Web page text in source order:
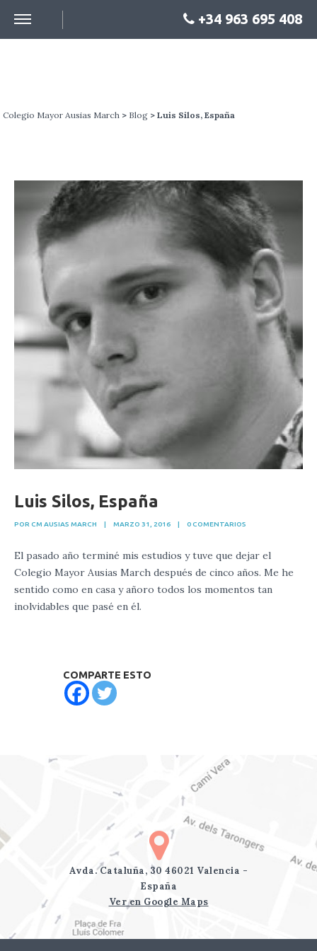
+34 963 695 408
Colegio Mayor Ausias March > Blog > Luis Silos, España
Luis Silos, España
POR CM AUSIAS MARCH | MARZO 31, 2016 | 0 COMENTARIOS
El pasado año terminé mis estudios y tuve que dejar el
Colegio Mayor Ausias March después de cinco años. Me he
sentido como en casa y añoro todos los momentos tan
inolvidables que pasé en él.
COMPARTE ESTO
Avda. Cataluña, 30 46021 Valencia -
España
Ver en Google Maps